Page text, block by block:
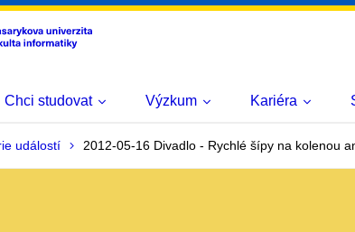
Chci studovat Výzkum Kariéra
událostí 2012-05-16 Divadlo - Rychlé šípy na kolenou